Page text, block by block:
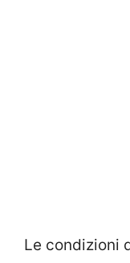
Le condizioni